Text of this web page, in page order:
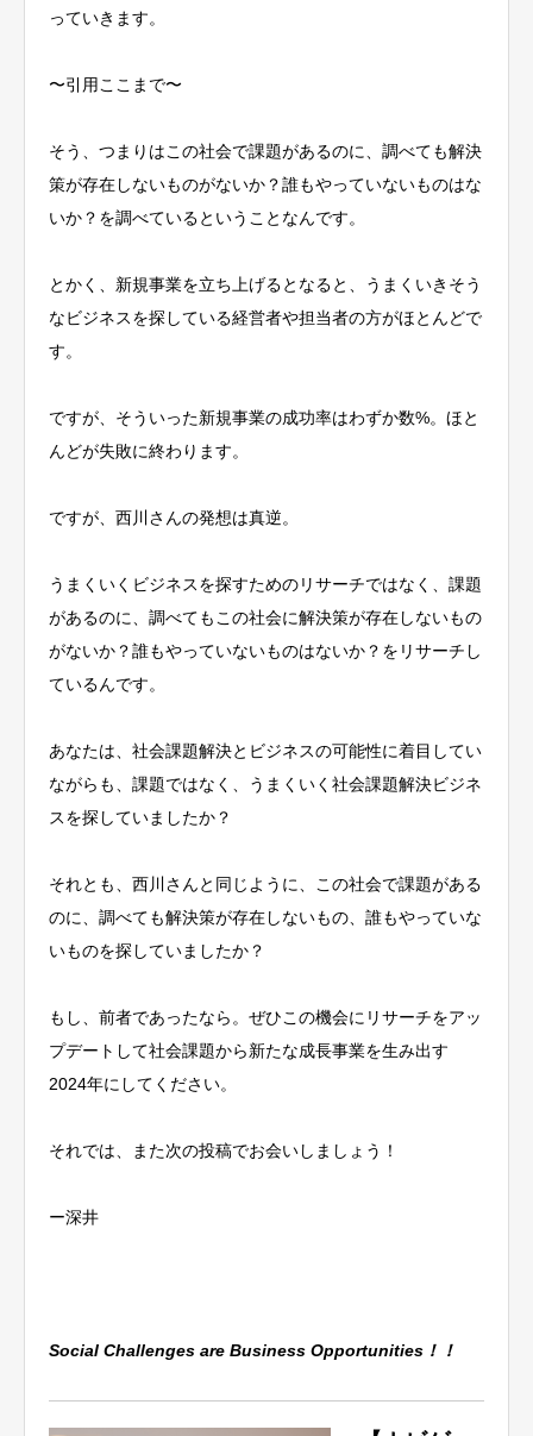
っていきます。
〜引用ここまで〜
そう、つまりはこの社会で課題があるのに、調べても解決
策が存在しないものがないか？誰もやっていないものはな
いか？を調べているということなんです。
とかく、新規事業を立ち上げるとなると、うまくいきそう
なビジネスを探している経営者や担当者の方がほとんどで
す。
ですが、そういった新規事業の成功率はわずか数%。ほと
んどが失敗に終わります。
ですが、西川さんの発想は真逆。
うまくいくビジネスを探すためのリサーチではなく、課題
があるのに、調べてもこの社会に解決策が存在しないもの
がないか？誰もやっていないものはないか？をリサーチし
ているんです。
あなたは、社会課題解決とビジネスの可能性に着目してい
ながらも、課題ではなく、うまくいく社会課題解決ビジネ
スを探していましたか？
それとも、西川さんと同じように、この社会で課題がある
のに、調べても解決策が存在しないもの、誰もやっていな
いものを探していましたか？
もし、前者であったなら。ぜひこの機会にリサーチをアッ
プデートして社会課題から新たな成長事業を生み出す
2024年にしてください。
それでは、また次の投稿でお会いしましょう！
ー深井
Social Challenges are Business Opportunities！！